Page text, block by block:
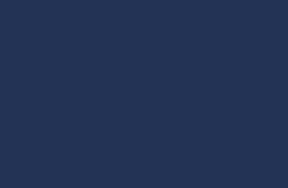
para uma redação
o hábito de ler,
um conhecido poeta
mortos Dir-me-ão para
– Márcia Wayna
eu cresci E conheci sua
em provas anteriores:
2013] A tensão pré-
das principais queixas
associada aos
Alterações de humor,
estão entre os